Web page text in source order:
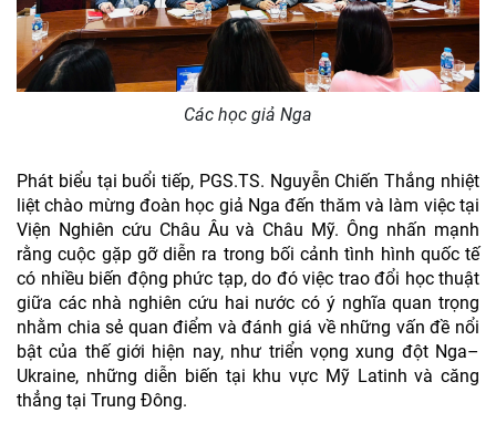
Các học giả Nga
Phát biểu tại buổi tiếp, PGS.TS. Nguyễn Chiến Thắng nhiệt
liệt chào mừng đoàn học giả Nga đến thăm và làm việc tại
Viện Nghiên cứu Châu Âu và Châu Mỹ. Ông nhấn mạnh
rằng cuộc gặp gỡ diễn ra trong bối cảnh tình hình quốc tế
có nhiều biến động phức tạp, do đó việc trao đổi học thuật
giữa các nhà nghiên cứu hai nước có ý nghĩa quan trọng
nhằm chia sẻ quan điểm và đánh giá về những vấn đề nổi
bật của thế giới hiện nay, như triển vọng xung đột Nga–
Ukraine, những diễn biến tại khu vực Mỹ Latinh và căng
thẳng tại Trung Đông.